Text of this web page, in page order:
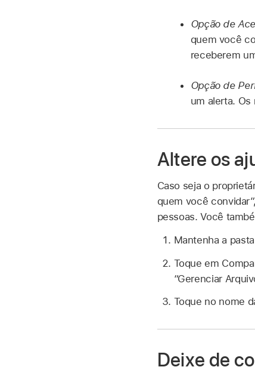
Opção de
quem você
receberem
Opção de
um alerta.
Altere os
Caso seja o
quem você
pessoas. Você
Mantenha a
Toque em
“Gerenciar
Toque no nome
Deixe de